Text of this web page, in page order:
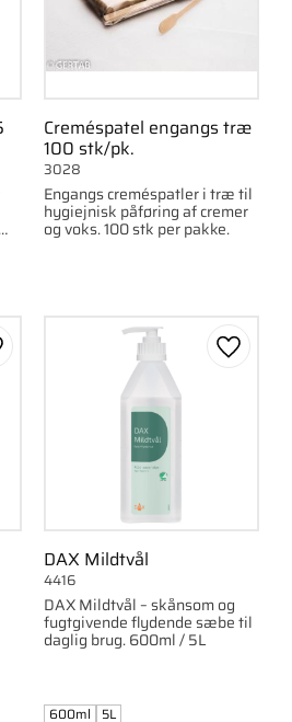
Creméspatel engangs træ
100 stk/pk.
Engangs creméspatler i træ til
hygiejnisk påføring af cremer
og voks. 100 stk per pakke.
3028
som favorit
DAX Mildtvål
DAX Mildtvål – skånsom og
fugtgivende flydende sæbe til
daglig brug. 600ml / 5L
4416
Gem
600ml 5L